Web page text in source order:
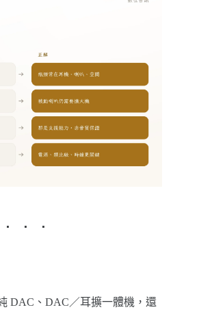
DAC、DAC／耳擴一體機，還